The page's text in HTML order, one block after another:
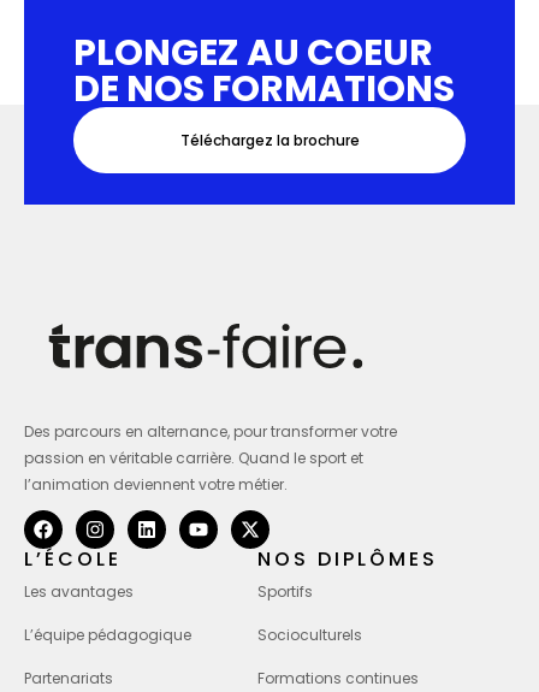
PLONGEZ AU COEUR
DE NOS FORMATIONS
Téléchargez la brochure
Des parcours en alternance, pour transformer votre
passion en véritable carrière. Quand le sport et
l’animation deviennent votre métier.
L’ÉCOLE
Les avantages
L’équipe pédagogique
Partenariats
NOS DIPLÔMES
Sportifs
Socioculturels
Formations continues